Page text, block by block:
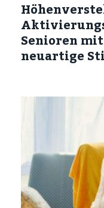
Senioren
neuartige